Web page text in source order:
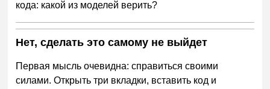
кода: какой из моделей верить?
Нет, сделать это самому не выйдет
Первая мысль очевидна: справиться своими
силами. Открыть три вкладки, вставить код и